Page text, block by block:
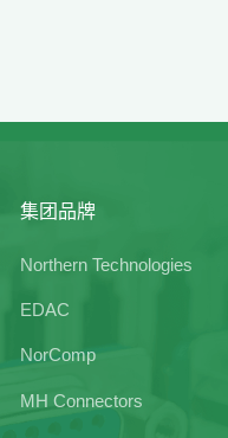
集团品牌
Northern Technologies
EDAC
NorComp
MH Connectors